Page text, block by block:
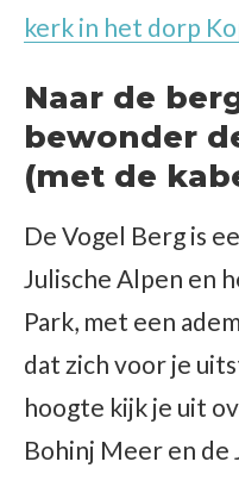
kerk in het dorp
Naar de
bewonder
(met de
De Vogel Berg is
Julische Alpen en
Park, met een
dat zich voor je
hoogte kijk je uit
Bohinj Meer en de